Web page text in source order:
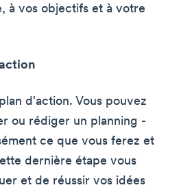
à vos objectifs et à votre
d'action. Vous pouvez
ou rédiger un planning -
ce que vous ferez et
dernière étape vous
et de réussir vos idées